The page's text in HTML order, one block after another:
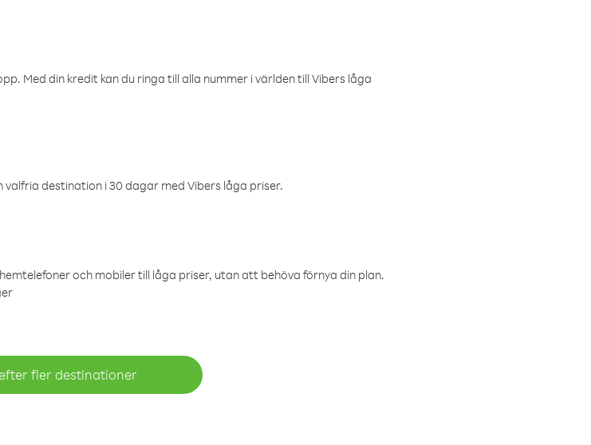
Med din kredit kan du ringa till alla nummer i världen till Vibers låga
destination i 30 dagar med Vibers låga priser.
och mobiler till låga priser, utan att behöva förnya din plan.
fler destinationer